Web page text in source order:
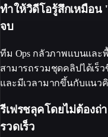
ทำให้วิดีโอรู้สึกเหมือ
จบ
ทีม Ops กลัวภาพแบนและ
สามารถรวมชุดคลิปได้เร็
และมีเวลามากขึ้นกับแนว
รีเฟรชลุคโดยไม่ต้องถ่
รวดเร็ว